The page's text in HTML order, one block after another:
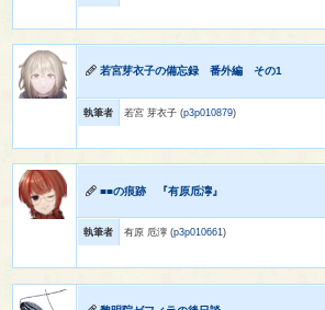
若宮芽衣子の備忘録 番外編 その1
執筆者 若宮 芽衣子 (p3p010879)
■■の痕跡 『有原卮濘』
執筆者 有原 卮濘 (p3p010661)